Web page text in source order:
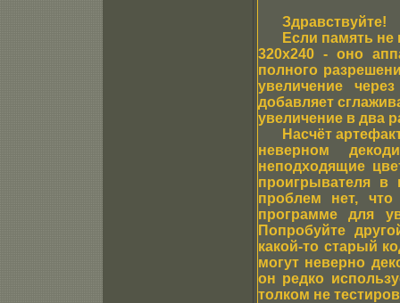
Здравствуйте!
Если память не
320x240 - оно
полного
увеличение
добавляет
увеличение в два
Насчёт
неверном
неподходящие
проигрывателя в
проблем нет, что
программе для
Попробуйте
какой-то старый
могут неверно
он редко
толком не